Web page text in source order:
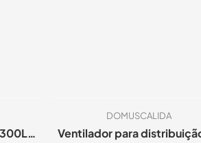
Termoacumulador AQS 300Lts Inox 444 2 Spts entrelaçadas
DOMUSCALIDA